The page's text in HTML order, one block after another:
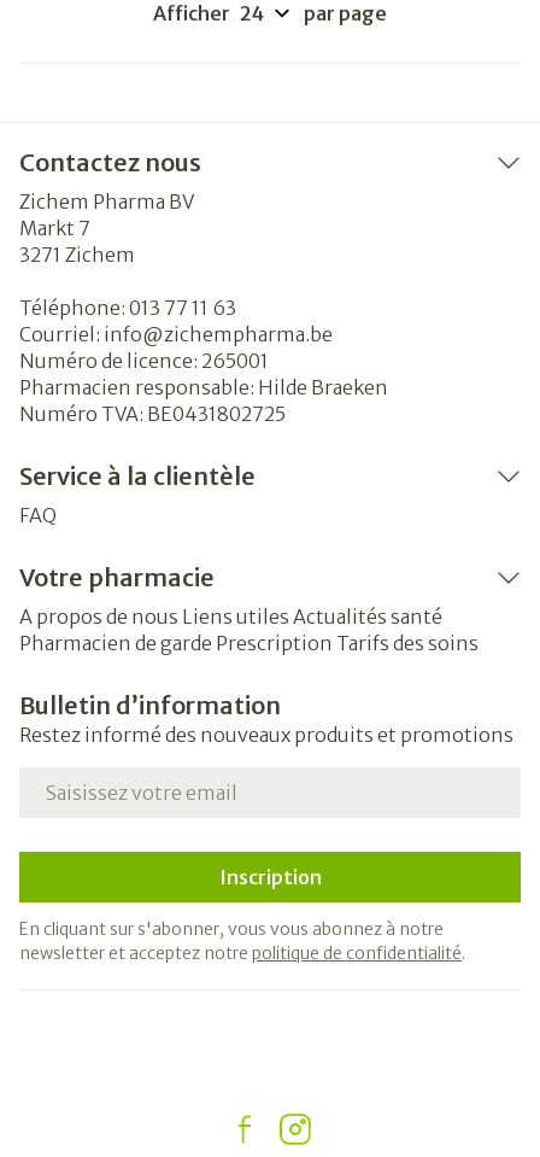
Afficher par page
Contactez nous
Zichem Pharma BV
Markt 7
3271 Zichem
Téléphone: 013 77 11 63
Courriel: info@zichempharma.be
Numéro de licence: 265001
Pharmacien responsable: Hilde Braeken
Numéro TVA: BE0431802725
Service à la clientèle
FAQ
Votre pharmacie
A propos de nous Liens utiles Actualités santé
Pharmacien de garde Prescription Tarifs des soins
Bulletin d’information
Restez informé des nouveaux produits et promotions
Adresse mail
Inscription
En cliquant sur s'abonner, vous vous abonnez à notre
newsletter et acceptez notre politique de confidentialité.